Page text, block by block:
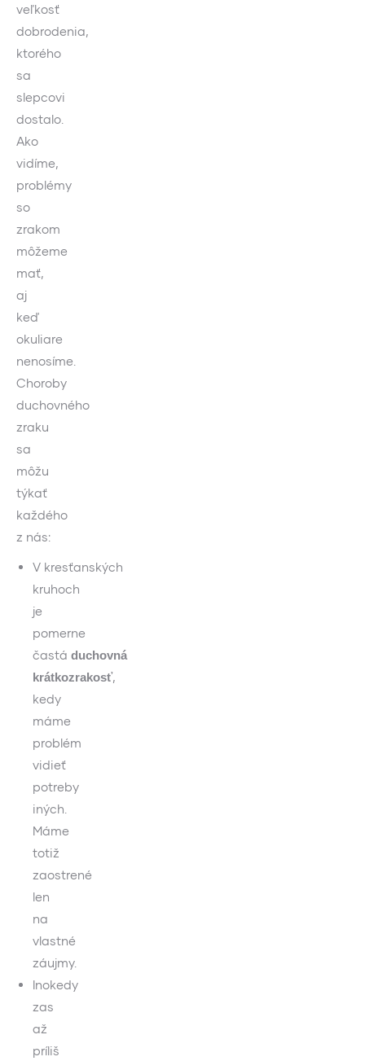
veľkosť
dobrodenia,
ktorého
sa
slepcovi
dostalo.
Ako
vidíme,
problémy
so
zrakom
môžeme
mať,
aj
keď
okuliare
nenosíme.
Choroby
duchovného
zraku
sa
môžu
týkať
každého
z nás:
V kresťanských
kruhoch
je
pomerne
častá duchovná
krátkozrakosť,
kedy
máme
problém
vidieť
potreby
iných.
Máme
totiž
zaostrené
len
na
vlastné
záujmy.
Inokedy
zas
až
príliš